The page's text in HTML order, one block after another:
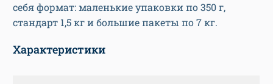
себя формат: маленькие упаковки по 350 г,
стандарт 1,5 кг и большие пакеты по 7 кг.
Характеристики